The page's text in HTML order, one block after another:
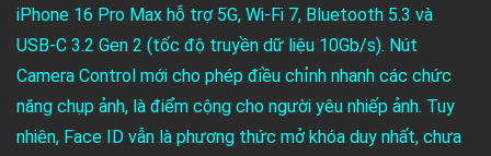
iPhone 16 Pro Max hỗ trợ 5G, Wi-Fi 7, Bluetooth 5.3 và
USB-C 3.2 Gen 2 (tốc độ truyền dữ liệu 10Gb/s). Nút
Camera Control mới cho phép điều chỉnh nhanh các chức
năng chụp ảnh, là điểm cộng cho người yêu nhiếp ảnh. Tuy
nhiên, Face ID vẫn là phương thức mở khóa duy nhất, chưa